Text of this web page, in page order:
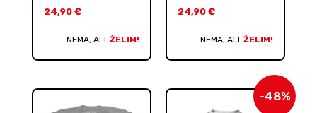
24,90 €
NEMA, ALI ŽELIM!
24,90 €
NEMA, ALI ŽELIM!
-48%